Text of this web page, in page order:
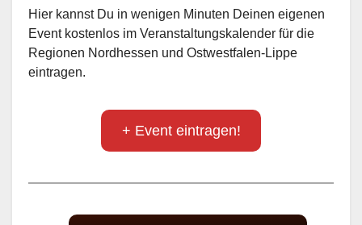
Hier kannst Du in wenigen Minuten Deinen eigenen
Event kostenlos im Veranstaltungskalender für die
Regionen Nordhessen und Ostwestfalen-Lippe
eintragen.
+ Event eintragen!